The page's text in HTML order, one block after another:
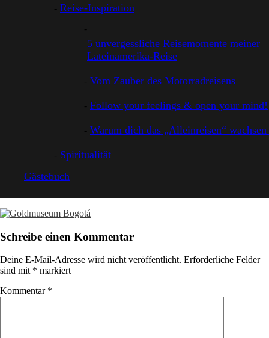
Reise-Inspiration
5 unvergessliche Reisemomente meiner
Lateinamerika-Reise
Vom Zauber des Motorradreisens
Follow your feelings & open your mind!
Warum dich das „Alleinreisen“ wachsen
Spiritualität
Gästebuch
Schreibe einen Kommentar
Deine E-Mail-Adresse wird nicht veröffentlicht. Erforderliche Felder
sind mit * markiert
Kommentar *